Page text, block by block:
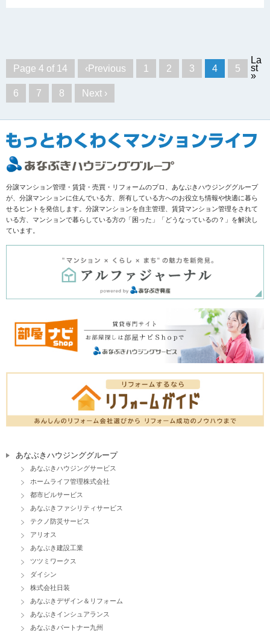
Page 4 of 14 ‹Previous 1 2 3 4 5
6 7 8 Next ›
La
st
»
分譲マンション管理・賃貸・売買・リフォームのプロ、あなぶきハウジンググループ
が、分譲マンションに住んでいる方、所有している方へのお役立ち情報や快適に暮ら
せるヒントを発信します。分譲マンションを自主管理、賃貸マンション管理をされて
いる方、マンションで暮らしている方の「困った」「どうなっているの？」を解決し
ています。
あなぶきハウジンググループ
あなぶきハウジングサービス
ホームライフ管理株式会社
都市ビルサービス
あなぶきファシリティサービス
テクノ防災サービス
アリオス
あなぶき建設工業
ツツミワークス
ダイシン
株式会社日装
あなぶきデザイン＆リフォーム
あなぶきインシュアランス
あなぶきパートナー九州